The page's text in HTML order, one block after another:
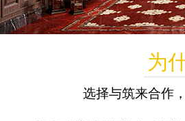
为
选择与筑来合作